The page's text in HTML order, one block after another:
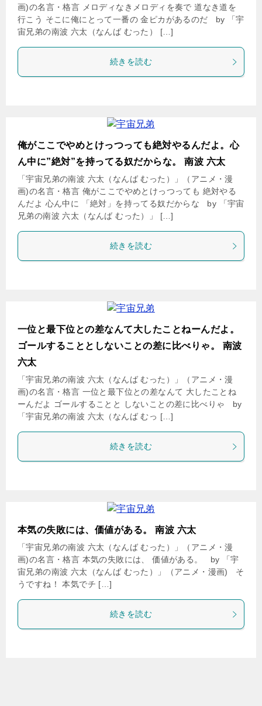
画)の名言・格言 メロディなきメロディを奏で 道なき道を
行こう そこに俺にとって一番の 金ピカがあるのだ by 「宇
宙兄弟の南波 六太（なんば むった） […]
続きを読む
俺がここでやめとけっつっても絶対やるんだよ。心
ん中に”絶対”を持ってる奴だからな。 南波 六太
「宇宙兄弟の南波 六太（なんば むった）」（アニメ・漫
画)の名言・格言 俺がここでやめとけっつっても 絶対やる
んだよ 心ん中に 「絶対」を持ってる奴だからな by 「宇宙
兄弟の南波 六太（なんば むった）」 […]
続きを読む
一位と最下位との差なんて大したことねーんだよ。
ゴールすることとしないことの差に比べりゃ。 南波
六太
「宇宙兄弟の南波 六太（なんば むった）」（アニメ・漫
画)の名言・格言 一位と最下位との差なんて 大したことね
ーんだよ ゴールすることと しないことの差に比べりゃ by
「宇宙兄弟の南波 六太（なんば むっ […]
続きを読む
本気の失敗には、価値がある。 南波 六太
「宇宙兄弟の南波 六太（なんば むった）」（アニメ・漫
画)の名言・格言 本気の失敗には、 価値がある。 by 「宇
宙兄弟の南波 六太（なんば むった）」（アニメ・漫画) そ
うですね！ 本気でチ […]
続きを読む